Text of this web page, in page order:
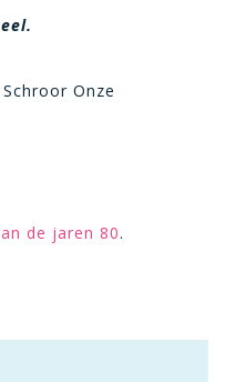
Onze
de jaren 80.